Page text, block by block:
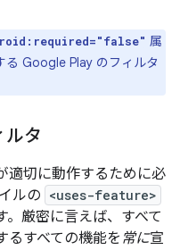
属
る Google Play のフィルタ
ルタ
適切に動作するために必
ルの <uses-feature>
。厳密に言えば、すべて
るすべての機能を 常に宣